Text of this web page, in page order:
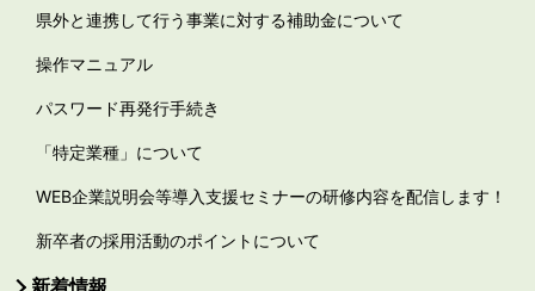
県外と連携して行う事業に対する補助金について
操作マニュアル
パスワード再発行手続き
「特定業種」について
WEB企業説明会等導入支援セミナーの研修内容を配信します！
新卒者の採用活動のポイントについて
新着情報